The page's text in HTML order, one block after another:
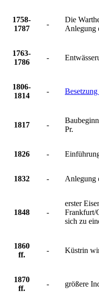
1758-
1787
-
Die
Anlegung
1763-
1786
-
1806-
1814
-
1817 -
Pr.
1826 -
1832 - Anlegung
1848 -
erster
Frankfurt/
sich zu
1860
ff.
- Küstrin
1870
ff.
- größere